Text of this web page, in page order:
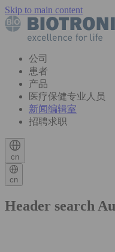
Skip to main content
公司
患者
产品
医疗保健专业人员
新闻编辑室
招聘求职
cn
cn
Header search